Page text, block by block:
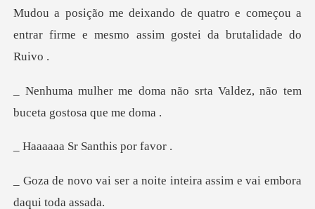
o e começou a
entrar firme e mesmo as
ão srta Valdez, não tem
bu
Sr Santhis
noite inteira assim e vai